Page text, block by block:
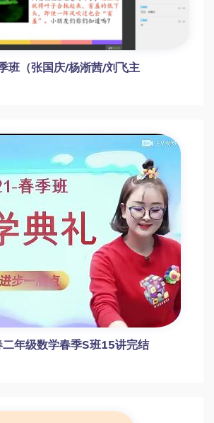
班（张国庆/杨淅茜/刘飞主
年级数学春季S班15讲完结